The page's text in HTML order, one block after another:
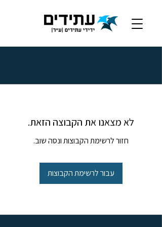
לא מצאנו את הקבוצה הזאת.
חזור לרשימת הקבוצות ונסה שוב.
עבור לרשימת הקבוצות